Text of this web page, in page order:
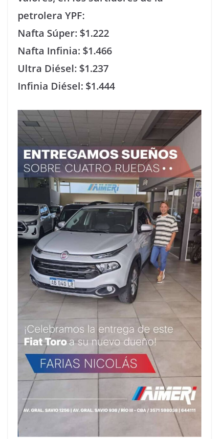
petrolera YPF:
Nafta Súper: $1.222
Nafta Infinia: $1.466
Ultra Diésel: $1.237
Infinia Diésel: $1.444